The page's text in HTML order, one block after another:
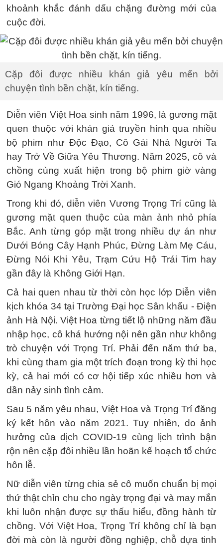
khoảnh khắc đánh dấu chặng đường mới của
cuộc đời.
Cặp đôi được nhiều khán giả yêu mến bởi
chuyện tình bền chặt, kín tiếng.
Diễn viên Việt Hoa sinh năm 1996, là gương mặt
quen thuộc với khán giả truyền hình qua nhiều
bộ phim như Độc Đạo, Cô Gái Nhà Người Ta
hay Trở Về Giữa Yêu Thương. Năm 2025, cô và
chồng cùng xuất hiện trong bộ phim giờ vàng
Gió Ngang Khoảng Trời Xanh.
Trong khi đó, diễn viên Vương Trọng Trí cũng là
gương mặt quen thuộc của màn ảnh nhỏ phía
Bắc. Anh từng góp mặt trong nhiều dự án như
Dưới Bóng Cây Hạnh Phúc, Đừng Làm Mẹ Cáu,
Đừng Nói Khi Yêu, Trạm Cứu Hộ Trái Tim hay
gần đây là Không Giới Hạn.
Cả hai quen nhau từ thời còn học lớp Diễn viên
kịch khóa 34 tại Trường Đại học Sân khấu - Điện
ảnh Hà Nội. Việt Hoa từng tiết lộ những năm đầu
nhập học, cô khá hướng nội nên gần như không
trò chuyện với Trọng Trí. Phải đến năm thứ ba,
khi cùng tham gia một trích đoạn trong kỳ thi học
kỳ, cả hai mới có cơ hội tiếp xúc nhiều hơn và
dần nảy sinh tình cảm.
Sau 5 năm yêu nhau, Việt Hoa và Trọng Trí đăng
ký kết hôn vào năm 2021. Tuy nhiên, do ảnh
hưởng của dịch COVID-19 cùng lịch trình bận
rộn nên cặp đôi nhiều lần hoãn kế hoạch tổ chức
hôn lễ.
Nữ diễn viên từng chia sẻ cô muốn chuẩn bị mọi
thứ thật chỉn chu cho ngày trọng đại và may mắn
khi luôn nhận được sự thấu hiểu, đồng hành từ
chồng. Với Việt Hoa, Trọng Trí không chỉ là bạn
đời mà còn là người đồng nghiệp, chỗ dựa tinh